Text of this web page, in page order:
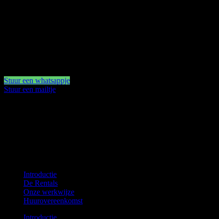
Stuur een whatsappje
Stuur een mailtje
Introductie
De Rentals
Onze werkwijze
Huurovereenkomst